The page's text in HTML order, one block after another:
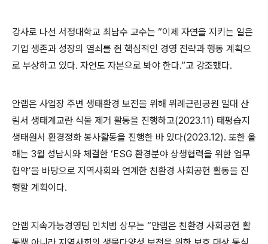
강사로 나선 서정대학교 최남수 교수는 “이제 자연을 지키는 일은
기업 생존과 성장의 열쇠를 쥔 핵심적인 경영 전략과 행동 계획으
로 부상하고 있다. 자연도 자본으로 봐야 한다.”고 강조했다.
안랩은 사업장 주변 생태환경 보전을 위해 위례근린공원 일대 산
림서 생태계교란 식물 제거 활동을 진행하고(2023.11) 태평습지
생태원서 환경정화 봉사활동을 진행한 바 있다(2023.12). 또한 올
해는 3월 성남시와 체결한 ‘ESG 환경분야 상생협력을 위한 업무
협약’을 바탕으로 지역사회와 연계한 친환경 사회공헌 활동을 진
행할 계획이다.
안랩 지속가능경영팀 인치범 상무는 “안랩은 친환경 사회공헌 활